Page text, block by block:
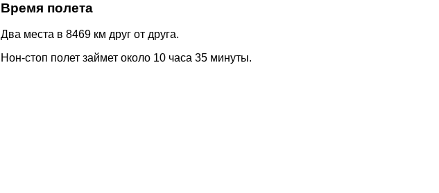
Время полета
Два места в 8469 км друг от друга.
Нон-стоп полет займет около 10 часа 35 минуты.